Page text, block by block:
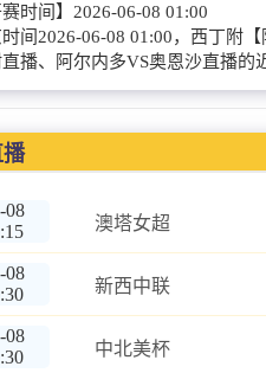
赛时间】 2026-06-08 01:00
间2026-06-08 01:00，西丁附
播、阿尔内多VS奥恩沙直播的
08
澳塔女超
08
新西中联
08
中北美杯